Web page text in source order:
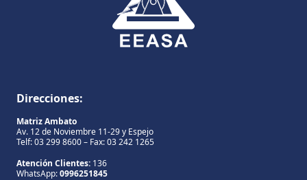
Direcciones:
Matriz Ambato
Av. 12 de Noviembre 11-29 y Espejo
Telf: 03 299 8600 – Fax: 03 242 1265
Atención Clientes: 136
WhatsApp:0996251845